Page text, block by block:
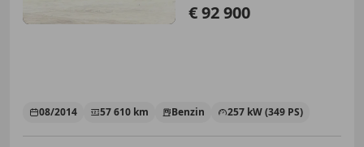
€ 92 900
08/2014 57 610 km Benzin 257 kW (349 PS)